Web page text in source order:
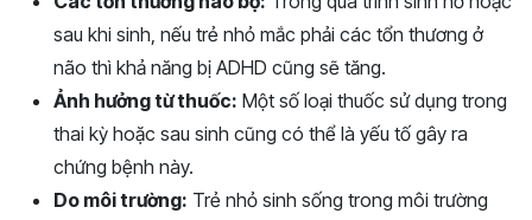
sau khi sinh, nếu trẻ nhỏ mắc phải các tổn thương ở
não thì khả năng bị ADHD cũng sẽ tăng.
Ảnh hưởng từ thuốc: Một số loại thuốc sử dụng trong
thai kỳ hoặc sau sinh cũng có thể là yếu tố gây ra
chứng bệnh này.
Do môi trường: Trẻ nhỏ sinh sống trong môi trường